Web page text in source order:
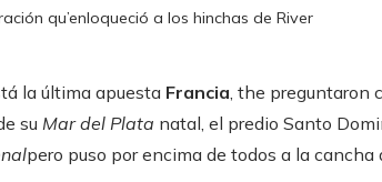
qu’enloqueció a los hinchas de River
la última apuesta Francia, the preguntaron
su Mar del Plata natal, el predio Santo
pero puso por encima de todos a la cancha